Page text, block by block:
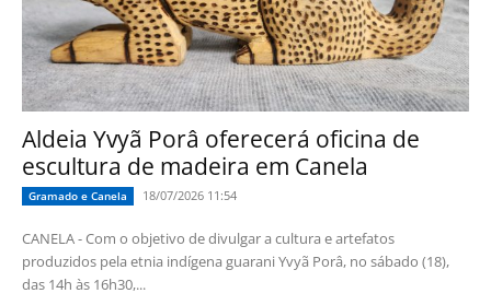
Aldeia Yvyã Porâ oferecerá oficina de
escultura de madeira em Canela
Gramado e Canela 18/07/2026 11:54
CANELA - Com o objetivo de divulgar a cultura e artefatos
produzidos pela etnia indígena guarani Yvyã Porâ, no sábado (18),
das 14h às 16h30,...